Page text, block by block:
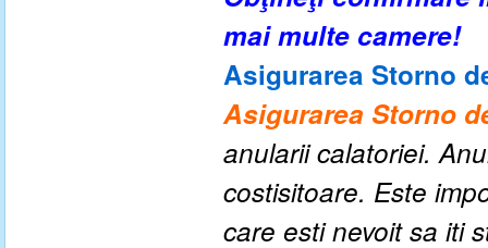
mai multe camere!
Asigurarea Storno
Asigurarea Storno
anularii calatoriei.
costisitoare. Este
care esti nevoit sa iti